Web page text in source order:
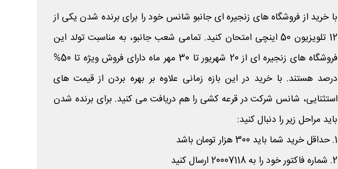
با خرید از فروشگاه های زنجیره ای جانبو شانس خود را برای برنده شدن یکی از
12 تلویزیون 50 اینچی امتحان کنید. تمامی شعب جانبو، به مناسبت تولد این
فروشگاه های زنجیره ای از 20 شهریور تا 30 مهر ماه دارای فروش ویژه تا 50%
درصد هستند. با خرید در این بازه زمانی علاوه بر بهره بردن از قیمت های
استثنایی، شانس شرکت در قرعه کشی را هم دریافت می کنید. برای برنده شدن
باید مراحل زیر را دنبال کنید:
1. حداقل خرید شما باید 300 هزار تومان باشد
2. شماره فاکتور خود را به 20007118 ارسال کنید